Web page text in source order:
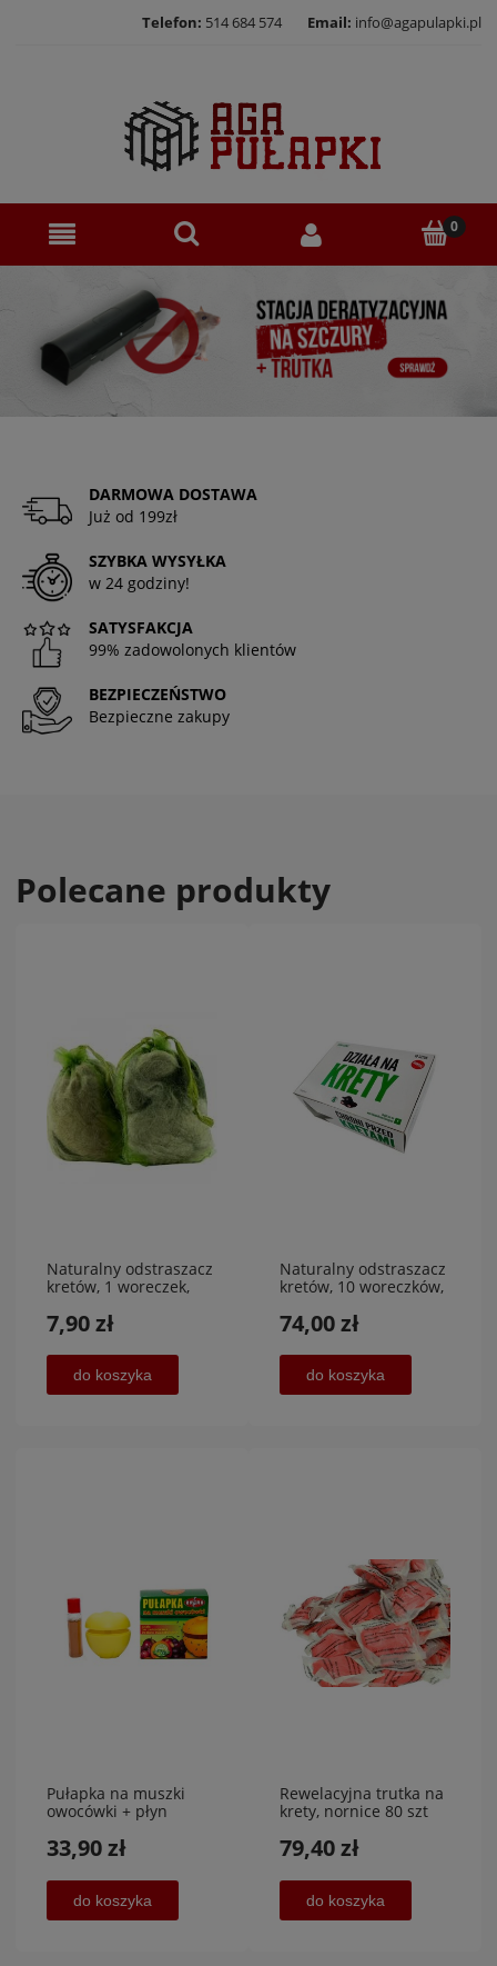
Telefon: 514 684 574 Email: info@agapulapki.pl
DARMOWA DOSTAWA
Już od 199zł
SZYBKA WYSYŁKA
w 24 godziny!
SATYSFAKCJA
99% zadowolonych klientów
BEZPIECZEŃSTWO
Bezpieczne zakupy
Polecane produkty
Naturalny odstraszacz
kretów, 1 woreczek,
7,90 zł
do koszyka
Naturalny odstraszacz
kretów, 10 woreczków,
74,00 zł
do koszyka
Pułapka na muszki
owocówki + płyn
sztuki
33,90 zł
do koszyka
Rewelacyjna trutka na
krety, nornice 80 szt
79,40 zł
do koszyka